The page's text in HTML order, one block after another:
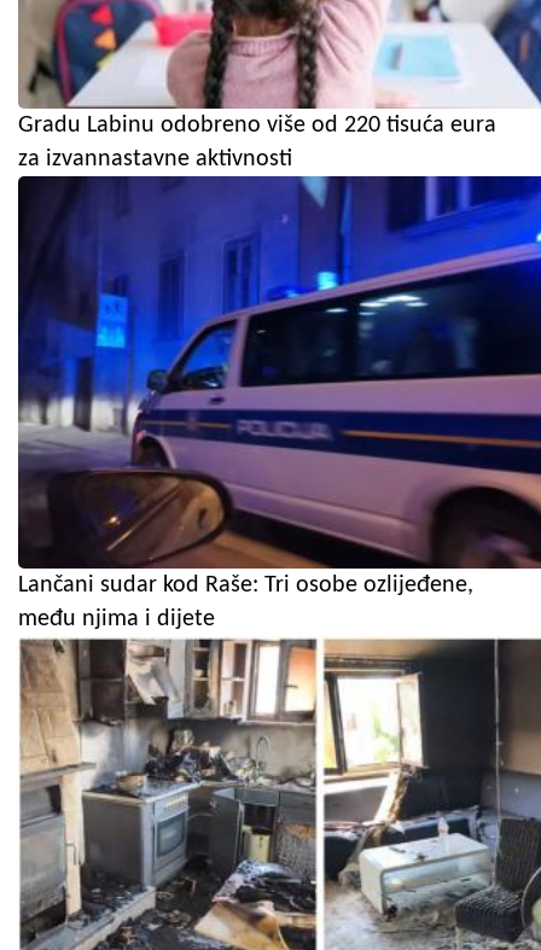
Gradu Labinu odobreno više od 220 tisuća eura
za izvannastavne aktivnosti
Lančani sudar kod Raše: Tri osobe ozlijeđene,
među njima i dijete